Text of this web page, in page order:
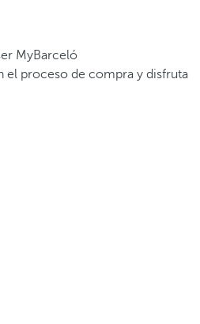
MyBarceló
el proceso de compra y disfruta